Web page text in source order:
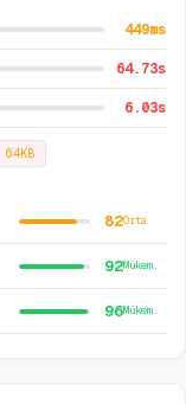
449ms
64.73s
6.03s
64KB
82Orta
92Mükem.
96Mükem.